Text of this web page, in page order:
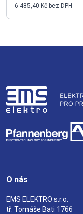
6 485,40 Kč bez DPH
O nás
EMS ELEKTRO s.r.o.
tř. Tomáše Bati 1766